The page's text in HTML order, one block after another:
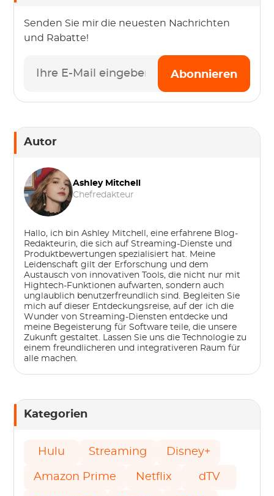
Senden Sie mir die neuesten Nachrichten
und Rabatte!
Abonnieren
Autor
Ashley Mitchell
Chefredakteur
Hallo, ich bin Ashley Mitchell, eine erfahrene Blog-
Redakteurin, die sich auf Streaming-Dienste und
Produktbewertungen spezialisiert hat. Meine
Leidenschaft gilt der Erforschung und dem
Austausch von innovativen Tools, die nicht nur mit
Hightech-Funktionen aufwarten, sondern auch
unglaublich benutzerfreundlich sind. Begleiten Sie
mich auf dieser Entdeckungsreise, auf der ich die
Wunder von Streaming-Diensten entdecke und
meine Begeisterung für Software teile, die unsere
Zukunft gestaltet. Lassen Sie uns die Technologie zu
einem freundlicheren und integrativeren Raum für
alle machen.
Kategorien
Hulu Streaming Disney+
Amazon Prime Netflix dTV